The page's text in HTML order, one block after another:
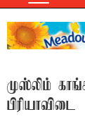
முஸ்லிம்
பிரியாவிடை